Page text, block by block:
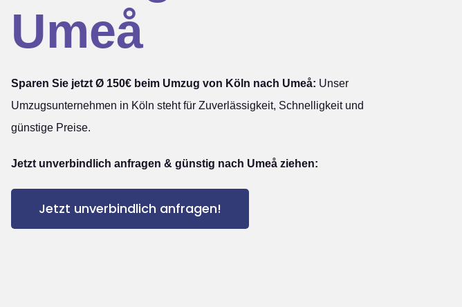
Umeå
Sparen Sie jetzt Ø 150€ beim Umzug von Köln nach Umeå: Unser
Umzugsunternehmen in Köln steht für Zuverlässigkeit, Schnelligkeit und
günstige Preise.
Jetzt unverbindlich anfragen & günstig nach Umeå ziehen:
Jetzt unverbindlich anfragen!